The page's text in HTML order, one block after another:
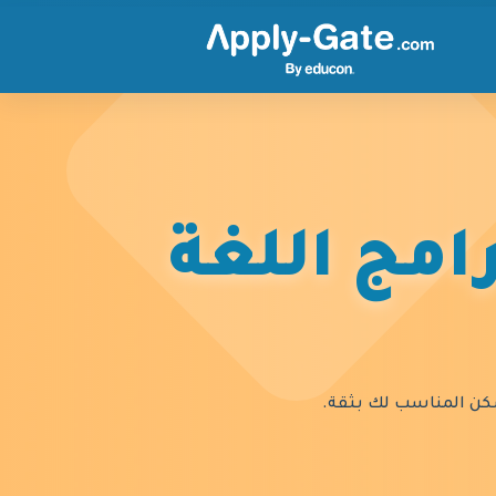
اللغة
المناسب لك بثقة.